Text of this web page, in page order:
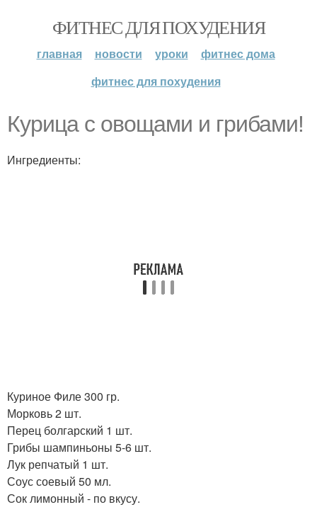
ФИТНЕС ДЛЯ ПОХУДЕНИЯ
главная новости уроки
фитнес дома
фитнес для похудения
Курица с овощами и грибами!
Ингредиенты:
Куриное Филе 300 гр.
Морковь 2 шт.
Перец болгарский 1 шт.
Грибы шампиньоны 5-6 шт.
Лук репчатый 1 шт.
Соус соевый 50 мл.
Сок лимонный - по вкусу.